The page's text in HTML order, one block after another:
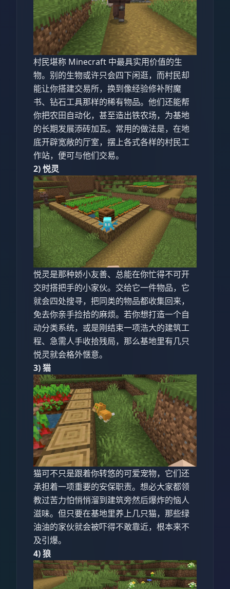
村民堪称 Minecraft 中最具实用价值的生
物。别的生物或许只会四下闲逛，而村民却
能让你搭建交易所，换到像经验修补附魔
书、钻石工具那样的稀有物品。他们还能帮
你把农田自动化，甚至造出铁农场，为基地
的长期发展添砖加瓦。常用的做法是，在地
底开辟宽敞的厅室，摆上各式各样的村民工
作站，便可与他们交易。
2) 悦灵
悦灵是那种娇小友善、总能在你忙得不可开
交时搭把手的小家伙。交给它一件物品，它
就会四处搜寻，把同类的物品都收集回来，
免去你亲手捡拾的麻烦。若你想打造一个自
动分类系统，或是刚结束一项浩大的建筑工
程、急需人手收拾残局，那么基地里有几只
悦灵就会格外惬意。
3) 猫
猫可不只是跟着你转悠的可爱宠物，它们还
承担着一项重要的安保职责。想必大家都领
教过苦力怕悄悄溜到建筑旁然后爆炸的恼人
滋味。但只要在基地里养上几只猫，那些绿
油油的家伙就会被吓得不敢靠近，根本来不
及引爆。
4) 狼